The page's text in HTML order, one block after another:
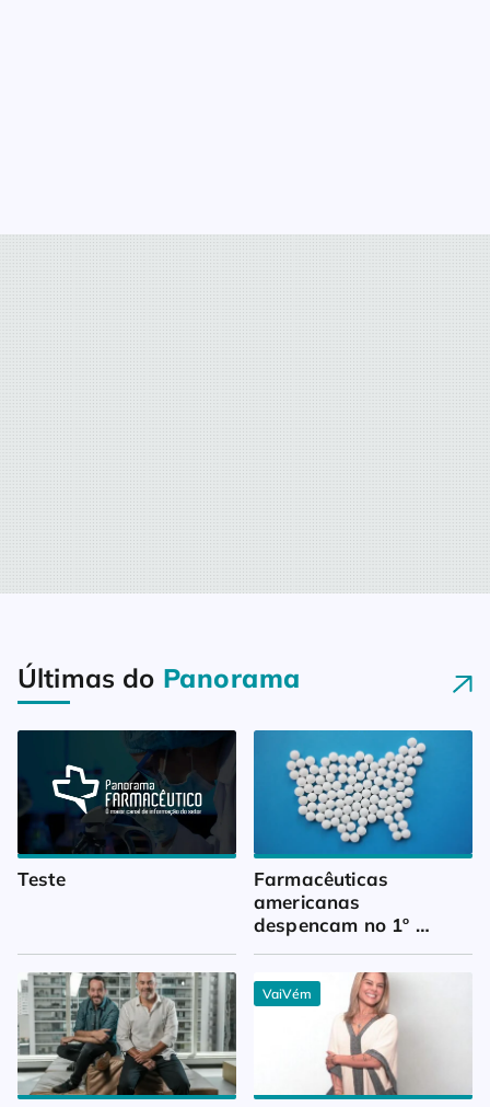
Últimas do Panorama
Teste
Farmacêuticas
americanas
despencam no 1º
VaiVém